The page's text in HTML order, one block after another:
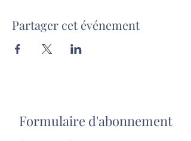
Partager cet événement
Formulaire d'abonnement